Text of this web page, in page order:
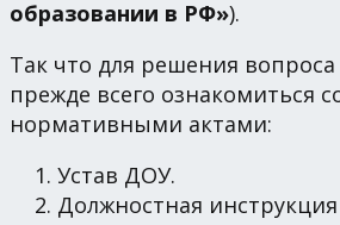
образовании в РФ»).
Так что для решения
прежде всего ознакомиться
нормативными актами:
Устав ДОУ.
Должностная инструкция